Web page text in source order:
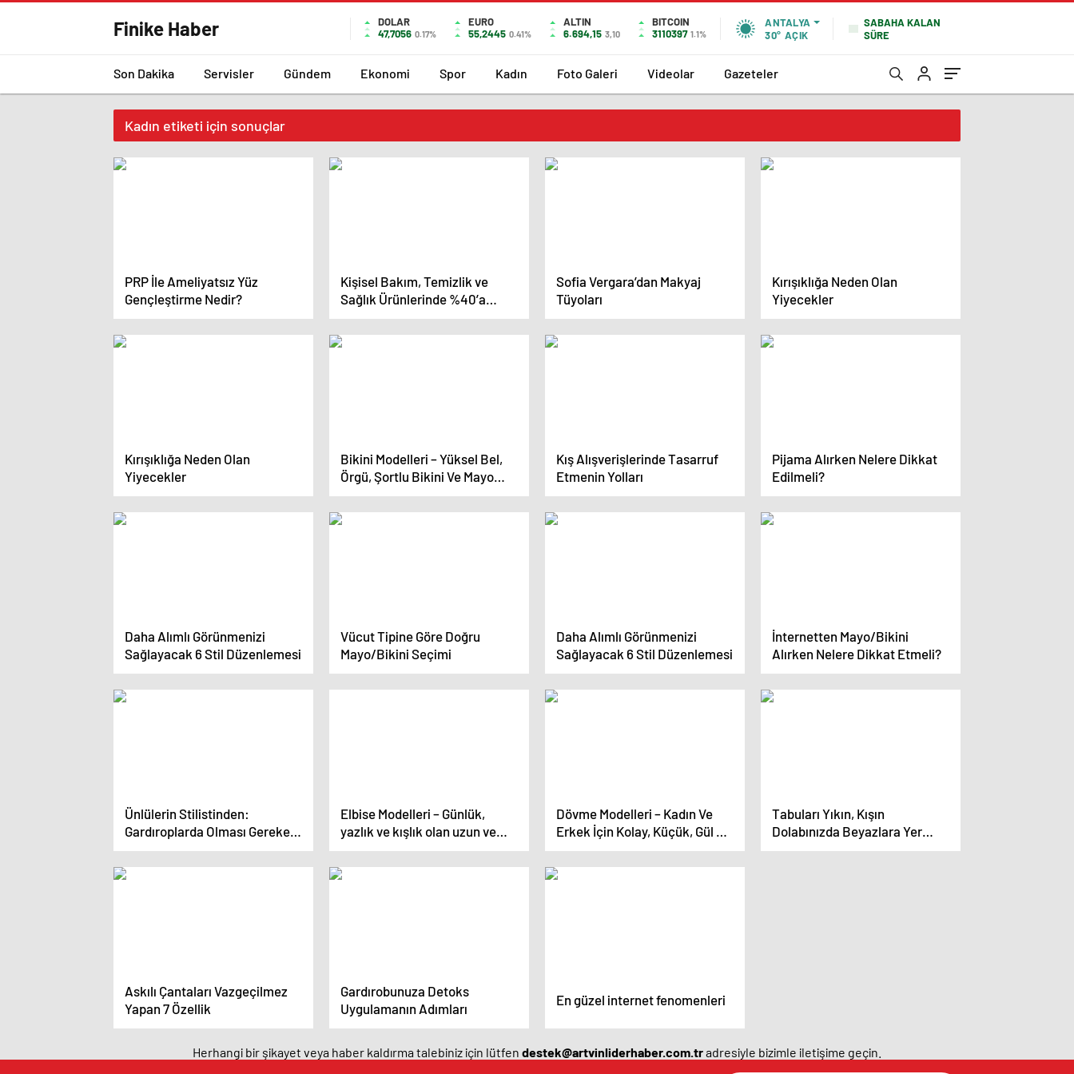
Finike Haber
DOLAR
47,7056 0.17%
EURO
55,2445 0.41%
ALTIN
6.694,15 3,10
BITCOIN
3110397 1.1%
ANTALYA
30° AÇIK
SABAHA KALAN
SÜRE
Son Dakika Servisler Gündem Ekonomi Spor Kadın Foto Galeri Videolar Gazeteler
Kadın etiketi için sonuçlar
PRP İle Ameliyatsız Yüz
Gençleştirme Nedir?
Kişisel Bakım, Temizlik ve
Sağlık Ürünlerinde %40’a
Varan İndirim
Sofia Vergara’dan Makyaj
Tüyoları
Kırışıklığa Neden Olan
Yiyecekler
Kırışıklığa Neden Olan
Yiyecekler
Bikini Modelleri – Yüksel Bel,
Örgü, Şortlu Bikini Ve Mayo
Modelleri
Kış Alışverişlerinde Tasarruf
Etmenin Yolları
Pijama Alırken Nelere Dikkat
Edilmeli?
Daha Alımlı Görünmenizi
Sağlayacak 6 Stil Düzenlemesi
Vücut Tipine Göre Doğru
Mayo/Bikini Seçimi
Daha Alımlı Görünmenizi
Sağlayacak 6 Stil Düzenlemesi
İnternetten Mayo/Bikini
Alırken Nelere Dikkat Etmeli?
Ünlülerin Stilistinden:
Gardıroplarda Olması Gereken
5 Parça
Elbise Modelleri – Günlük,
yazlık ve kışlık olan uzun ve
kısa elbise modelleri
Dövme Modelleri – Kadın Ve
Erkek İçin Kolay, Küçük, Gül Ve
Yazı Dövme Modelleri
Tabuları Yıkın, Kışın
Dolabınızda Beyazlara Yer
Açın!
Askılı Çantaları Vazgeçilmez
Yapan 7 Özellik
Gardırobunuza Detoks
Uygulamanın Adımları
En güzel internet fenomenleri
Herhangi bir şikayet veya haber kaldırma talebiniz için lütfen destek@artvinliderhaber.com.tradresiyle bizimle iletişime geçin.